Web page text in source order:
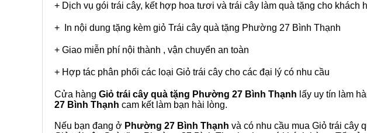
+ Dịch vụ gói trái cây, kết hợp hoa tươi và trái cây làm quà tặng cho khách
+ In nội dung tặng kèm giỏ Trái cây quà tặng Phường 27 Bình Thạnh
+ Giao miễn phí nội thành , vận chuyển an toàn
+ Hợp tác phân phối các loại Giỏ trái cây cho các đại lý có nhu cầu
Cửa hàng Giỏ trái cây quà tặng Phường 27 Bình Thạnh lấy uy tín làm
27 Bình Thạnh cam kết làm bạn hài lòng.
Nếu bạn đang ở Phường 27 Bình Thạnh và có nhu cầu mua Giỏ trái cây